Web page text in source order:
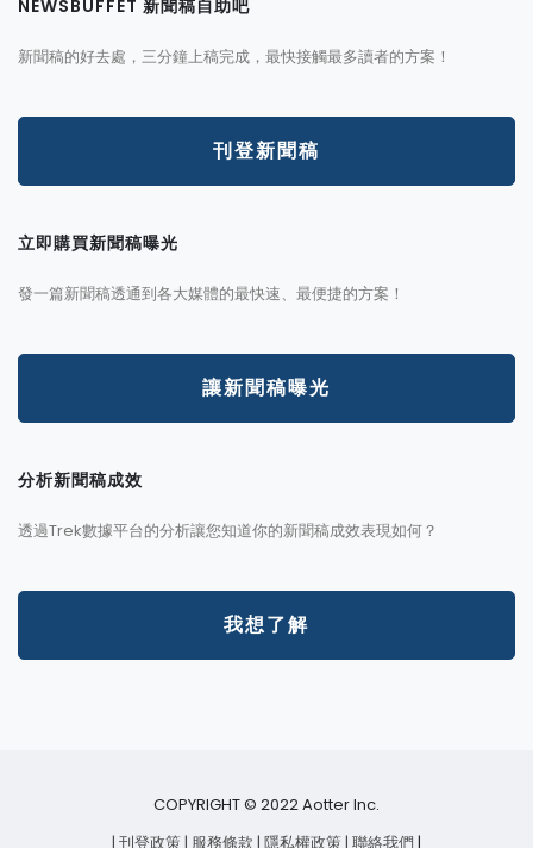
NEWSBUFFET 新聞稿自助吧
新聞稿的好去處，三分鐘上稿完成，最快接觸最多讀者的方案！
刊登新聞稿
立即購買新聞稿曝光
發一篇新聞稿透通到各大媒體的最快速、最便捷的方案！
讓新聞稿曝光
分析新聞稿成效
透過Trek數據平台的分析讓您知道你的新聞稿成效表現如何？
我想了解
COPYRIGHT © 2022 Aotter Inc.
| 刊登政策| 服務條款 | 隱私權政策| 聯絡我們 |